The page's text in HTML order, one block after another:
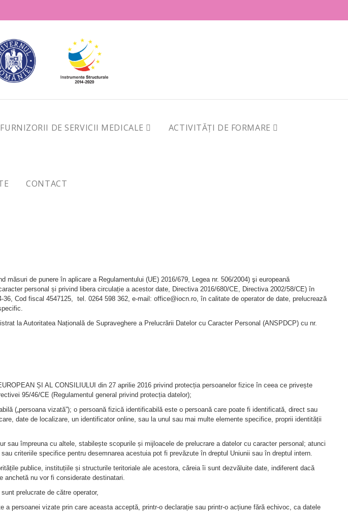
FURNIZORII DE SERVICII MEDICALE ACTIVITĂȚI DE FORMARE
CONTACT
de punere în aplicare a Regulamentului (UE) 2016/679, Legea nr. 506/2004) şi europeană
personal și privind libera circulație a acestor date, Directiva 2016/680/CE, Directiva 2002/58/CE) în
36, Cod fiscal 4547125, tel. 0264 598 362, e-mail: office@iocn.ro, în calitate de operator de date, prelucrează
la Autoritatea Națională de Supraveghere a Prelucrării Datelor cu Caracter Personal (ANSPDCP) cu nr.
ȘI AL CONSILIULUI din 27 aprilie 2016 privind protecția persoanelor fizice în ceea ce privește
95/46/CE (Regulamentul general privind protecția datelor);
(„persoana vizată”); o persoană fizică identificabilă este o persoană care poate fi identificată, direct sau
date de localizare, un identificator online, sau la unul sau mai multe elemente specifice, proprii identității
sau împreuna cu altele, stabilește scopurile și mijloacele de prelucrare a datelor cu caracter personal; atunci
criteriile specifice pentru desemnarea acestuia pot fi prevăzute în dreptul Uniunii sau în dreptul intern.
publice, instituțiile și structurile teritoriale ale acestora, căreia îi sunt dezvăluite date, indiferent dacă
anchetă nu vor fi considerate destinatari.
prelucrate de către operator,
persoanei vizate prin care aceasta acceptă, printr-o declarație sau printr-o acțiune fără echivoc, ca datele